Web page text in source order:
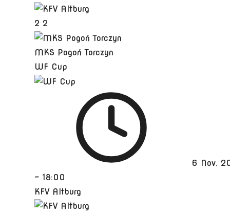
2 2
MKS Pogoń Torczyn
WF Cup
6 Nov.
- 18:00
KFV Altburg